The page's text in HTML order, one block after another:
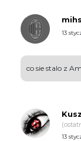
13
co sie stalo z
13